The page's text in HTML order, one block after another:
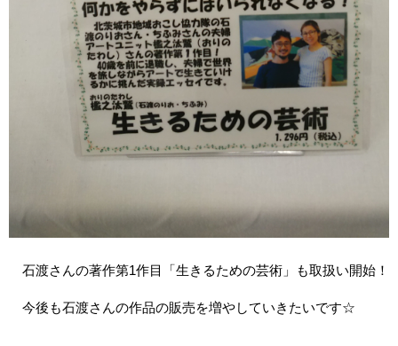
石渡さんの著作第1作目「生きるための芸術」も取扱い開始！
今後も石渡さんの作品の販売を増やしていきたいです☆